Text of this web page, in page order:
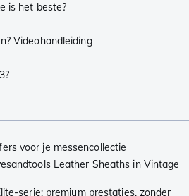
is het beste?
Videohandleiding
voor je messencollectie
Leather Sheaths in Vintage
serie: premium prestaties, zonder